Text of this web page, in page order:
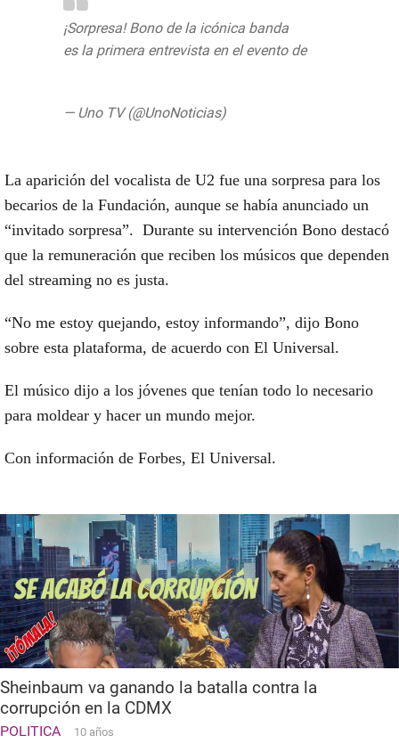
¡Sorpresa! Bono de la icónica banda
es la primera entrevista en el evento de
— Uno TV (@UnoNoticias)
La aparición del vocalista de U2 fue una sorpresa para los
becarios de la Fundación, aunque se había anunciado un
“invitado sorpresa”. Durante su intervención Bono destacó
que la remuneración que reciben los músicos que dependen
del streaming no es justa.
“No me estoy quejando, estoy informando”, dijo Bono
sobre esta plataforma, de acuerdo con El Universal.
El músico dijo a los jóvenes que tenían todo lo necesario
para moldear y hacer un mundo mejor.
Con información de Forbes, El Universal.
Sheinbaum va ganando la batalla contra la
corrupción en la CDMX
POLITICA 10 años